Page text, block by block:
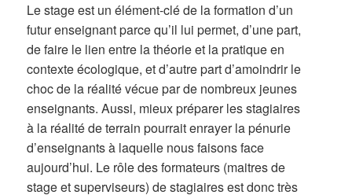
Le stage est un élément-clé de la formation d’un
futur enseignant parce qu’il lui permet, d’une part,
de faire le lien entre la théorie et la pratique en
contexte écologique, et d’autre part d’amoindrir le
choc de la réalité vécue par de nombreux jeunes
enseignants. Aussi, mieux préparer les stagiaires
à la réalité de terrain pourrait enrayer la pénurie
d’enseignants à laquelle nous faisons face
aujourd’hui. Le rôle des formateurs (maitres de
stage et superviseurs) de stagiaires est donc très